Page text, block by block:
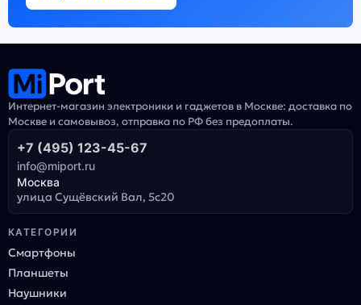
Интернет-магазин электроники и гаджетов в Москве: доставка по
Москве и самовывоз, отправка по РФ без предоплаты.
+7 (495) 123-45-67
info@miport.ru
Москва
улица Сущёвский Вал, 5с20
КАТЕГОРИИ
Смартфоны
Планшеты
Наушники